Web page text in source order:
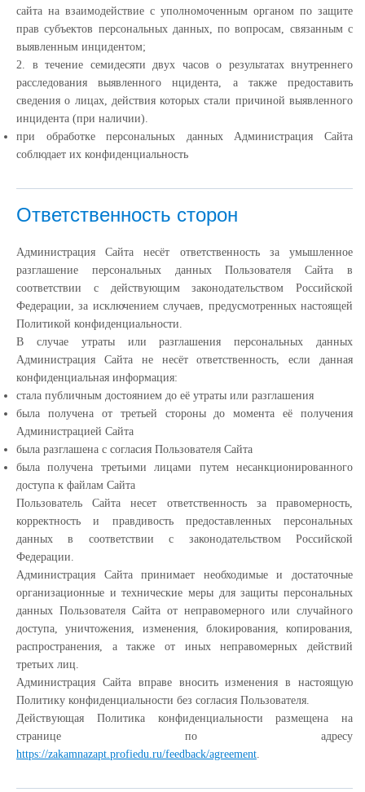
сайта на взаимодействие с уполномоченным органом по защите
прав субъектов персональных данных, по вопросам, связанным с
выявленным инцидентом;
2. в течение семидесяти двух часов о результатах внутреннего
расследования выявленного нцидента, а также предоставить
сведения о лицах, действия которых стали причиной выявленного
инцидента (при наличии).
при обработке персональных данных Администрация Сайта
соблюдает их конфиденциальность
Ответственность сторон
Администрация Сайта несёт ответственность за умышленное
разглашение персональных данных Пользователя Сайта в
соответствии с действующим законодательством Российской
Федерации, за исключением случаев, предусмотренных настоящей
Политикой конфиденциальности.
В случае утраты или разглашения персональных данных
Администрация Сайта не несёт ответственность, если данная
конфиденциальная информация:
cтала публичным достоянием до её утраты или разглашения
была получена от третьей стороны до момента её получения
Администрацией Сайта
была разглашена с согласия Пользователя Сайта
была получена третьими лицами путем несанкционированного
доступа к файлам Сайта
Пользователь Сайта несет ответственность за правомерность,
корректность и правдивость предоставленных персональных
данных в соответствии с законодательством Российской
Федерации.
Администрация Сайта принимает необходимые и достаточные
организационные и технические меры для защиты персональных
данных Пользователя Сайта от неправомерного или случайного
доступа, уничтожения, изменения, блокирования, копирования,
распространения, а также от иных неправомерных действий
третьих лиц.
Администрация Сайта вправе вносить изменения в настоящую
Политику конфиденциальности без согласия Пользователя.
Действующая Политика конфиденциальности размещена на
странице по адресу
https://zakamnazapt.profiedu.ru/feedback/agreement.